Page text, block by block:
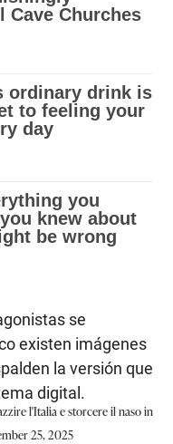
se
existen imágenes
la versión que
digital.
l'Italia e storcere il naso in
25, 2025